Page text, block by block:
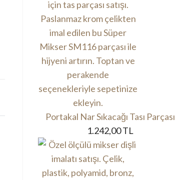
Portakal Nar Sıkacağı Tası Parçası
1.242,00 TL